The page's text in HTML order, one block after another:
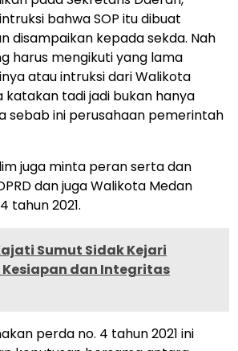
bahwa SOP itu dibuat
disampaikan kepada sekda. Nah
harus mengikuti yang lama
atau intruksi dari Walikota
katakan tadi jadi bukan hanya
sebab ini perusahaan pemerintah
juga minta peran serta dan
dan juga Walikota Medan
tahun 2021.
Sumut Sidak Kejari
Kesiapan dan Integritas
perda no. 4 tahun 2021 ini